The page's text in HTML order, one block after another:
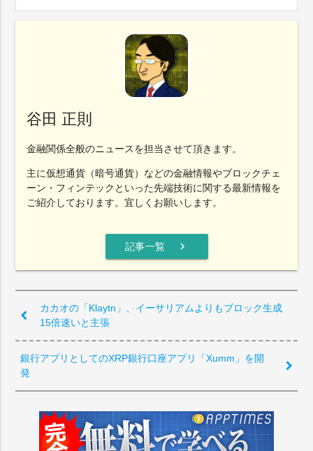
谷田 正則
金融関係全般のニュースを担当させて頂きます。
主に仮想通貨（暗号通貨）などの金融情報やブロックチェ
ーン・フィンテックといった先端技術に関する最新情報を
ご紹介しております。宜しくお願いします。
記事一覧 chevron_right
カカオの「Klaytn」、イーサリアムよりもブロック生成
15倍速いと主張
銀行アプリとしてのXRP銀行口座アプリ「Xumm」を開
発